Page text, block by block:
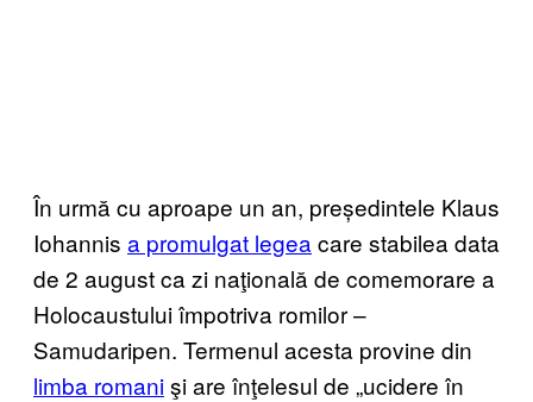
În urmă cu aproape un an, președintele Klaus
Iohannis a promulgat legea care stabilea data
de 2 august ca zi naţională de comemorare a
Holocaustului împotriva romilor –
Samudaripen. Termenul acesta provine din
limba romanişi are înţelesul de „ucidere în